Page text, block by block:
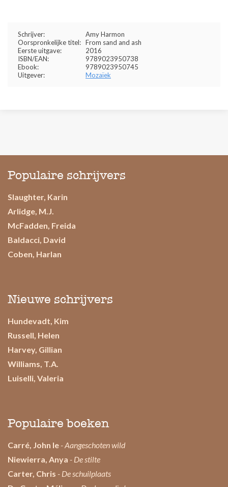
Schrijver:
Amy Harmon
Oorspronkelijke titel: From sand and ash
Eerste uitgave:
2016
ISBN/EAN:
9789023950738
Ebook:
9789023950745
Uitgever:
Mozaïek
Populaire schrijvers
Slaughter, Karin
Arlidge, M.J.
McFadden, Freida
Baldacci, David
Coben, Harlan
Nieuwe schrijvers
Hundevadt, Kim
Russell, Helen
Harvey, Gillian
Williams, T.A.
Luiselli, Valeria
Populaire boeken
Carré, John le - Aangeschoten wild
Niewierra, Anya - De stilte
Carter, Chris - De schuilplaats